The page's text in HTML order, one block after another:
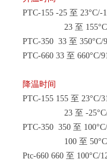
PTC-155 -25 至
23 至
PTC-350 33 至
PTC-660 33 至 660°C/
降温时间
PTC-155 155 至 23°C/
23 至 -
PTC-350 350 至
100 至
Ptc-660 660 至 100°C/